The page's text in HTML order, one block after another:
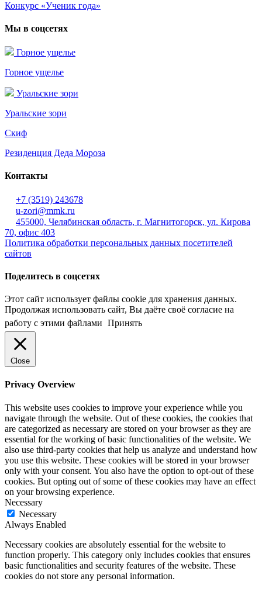
по
запись:
Конкурс «Ученик года»
Мы в соцсетях
Горное ущелье
Горное ущелье
Уральские зори
Уральские зори
Скиф
Резиденция Деда Мороза
Контакты
+7 (3519) 243678
u-zori@mmk.ru
455000, Челябинская область, г. Магнитогорск, ул. Кирова
70, офис 403
Политика обработки персональных данных посетителей
сайтов
Поделитесь в соцсетях
Этот сайт использует файлы cookie для хранения данных.
Продолжая использовать сайт, Вы даёте своё согласие на
работу с этими файлами Принять
Close
Privacy Overview
This website uses cookies to improve your experience while you
navigate through the website. Out of these cookies, the cookies that
are categorized as necessary are stored on your browser as they are
essential for the working of basic functionalities of the website. We
also use third-party cookies that help us analyze and understand how
you use this website. These cookies will be stored in your browser
only with your consent. You also have the option to opt-out of these
cookies. But opting out of some of these cookies may have an effect
on your browsing experience.
Necessary
Necessary
Always Enabled
Necessary cookies are absolutely essential for the website to
function properly. This category only includes cookies that ensures
basic functionalities and security features of the website. These
cookies do not store any personal information.